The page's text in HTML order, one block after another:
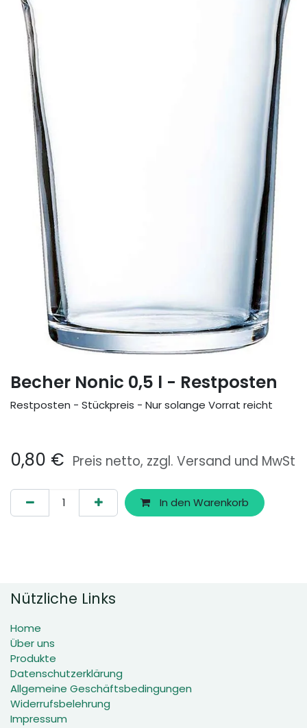
Becher Nonic 0,5 l - Restposten
Restposten - Stückpreis - Nur solange Vorrat reicht
0,80 € Preis netto, zzgl. Versand und MwSt
In den Warenkorb
Nützliche Links
Home
Über uns
Produkte
Datenschutzerklärung
Allgemeine Geschäftsbedingungen
Widerrufsbelehrung
Impressum